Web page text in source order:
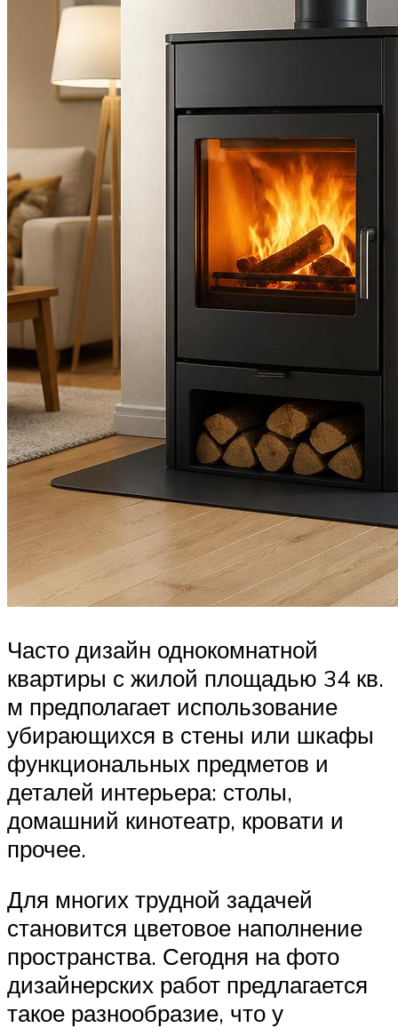
Часто дизайн однокомнатной
квартиры с жилой площадью 34 кв.
м предполагает использование
убирающихся в стены или шкафы
функциональных предметов и
деталей интерьера: столы,
домашний кинотеатр, кровати и
прочее.
Для многих трудной задачей
становится цветовое наполнение
пространства. Сегодня на фото
дизайнерских работ предлагается
такое разнообразие, что у